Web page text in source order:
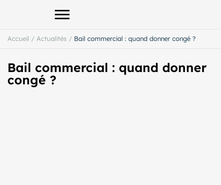
Afficher le menu principal
Accueil / Actualités / Bail commercial : quand donner congé ?
Bail commercial : quand donner
congé ?